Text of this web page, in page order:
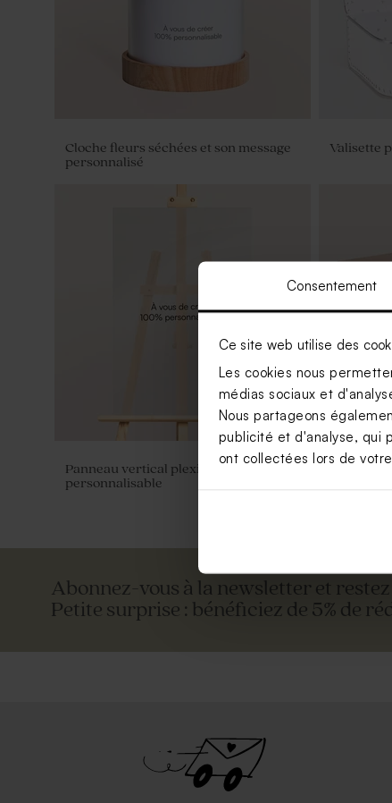
Consentement
Ce site web utilise des
Les cookies nous
médias sociaux et
Nous partageons
publicité et d'analyse, qui
ont collectées lors de
Cloche fleurs séchées et son message
personnalisé
Valisette
Panneau vertical plexiglass
personnalisable
Abonnez-vous à la newsletter et
Petite surprise : bénéficiez de 5% de